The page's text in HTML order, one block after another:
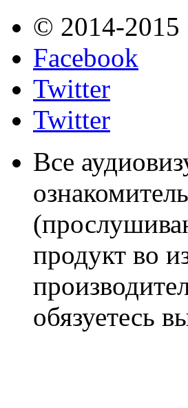
© 2014-2015
Facebook
Twitter
Twitter
Все
продукт во
обязуетесь